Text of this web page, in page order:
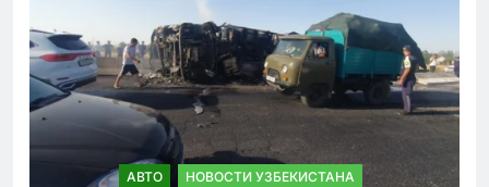
АВТО НОВОСТИ УЗБЕКИСТАНА